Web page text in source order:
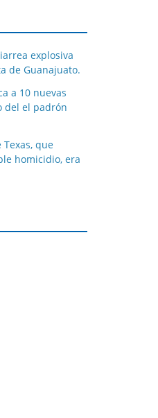
explosiva
de Guanajuato.
a 10 nuevas
del el padrón
que
homicidio, era